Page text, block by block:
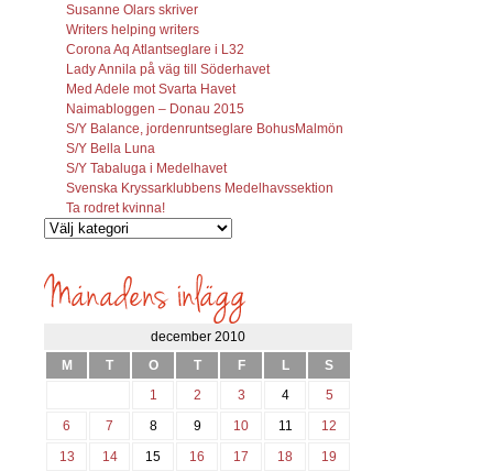
Susanne Olars skriver
Writers helping writers
Corona Aq Atlantseglare i L32
Lady Annila på väg till Söderhavet
Med Adele mot Svarta Havet
Naimabloggen – Donau 2015
S/Y Balance, jordenruntseglare BohusMalmön
S/Y Bella Luna
S/Y Tabaluga i Medelhavet
Svenska Kryssarklubbens Medelhavssektion
Ta rodret kvinna!
Vilka
söks?
december 2010
M
T O T F L
S
1
2 3 4
5
6
7 8 9 10 11
12
13
14 15 16 17 18
19